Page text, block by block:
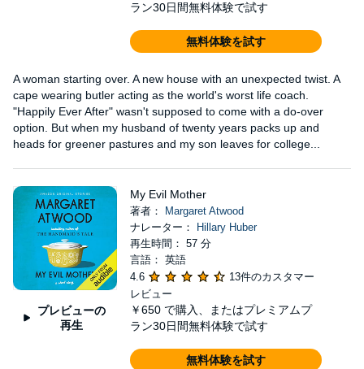
ラン30日間無料体験で試す
無料体験を試す
A woman starting over. A new house with an unexpected twist. A
cape wearing butler acting as the world's worst life coach.
"Happily Ever After" wasn't supposed to come with a do-over
option. But when my husband of twenty years packs up and
heads for greener pastures and my son leaves for college...
プレビューの
再生
My Evil Mother
著者：
Margaret Atwood
ナレーター：
Hillary Huber
再生時間： 57 分
言語： 英語
4.6
13件のカスタマー
レビュー
￥650 で購入、またはプレミアムプ
ラン30日間無料体験で試す
無料体験を試す